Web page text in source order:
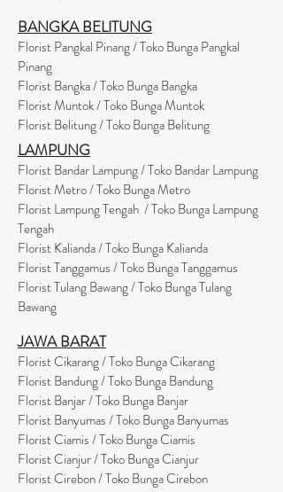
BANGKA BELITUNG
Florist Pangkal Pinang / Toko Bunga Pangkal
Pinang
Florist Bangka / Toko Bunga Bangka
Florist Muntok / Toko Bunga Muntok
Florist Belitung / Toko Bunga Belitung
LAMPUNG
Florist Bandar Lampung / Toko Bandar Lampung
Florist Metro / Toko Bunga Metro
Florist Lampung Tengah / Toko Bunga Lampung
Tengah
Florist Kalianda / Toko Bunga Kalianda
Florist Tanggamus / Toko Bunga Tanggamus
Florist Tulang Bawang / Toko Bunga Tulang
Bawang
JAWA BARAT
Florist Cikarang/ Toko Bunga Cikarang
Florist Bandung / Toko Bunga Bandung
Florist Banjar / Toko Bunga Banjar
Florist Banyumas / Toko Bunga Banyumas
Florist Ciamis / Toko Bunga Ciamis
Florist Cianjur / Toko Bunga Cianjur
Florist Cirebon / Toko Bunga Cirebon